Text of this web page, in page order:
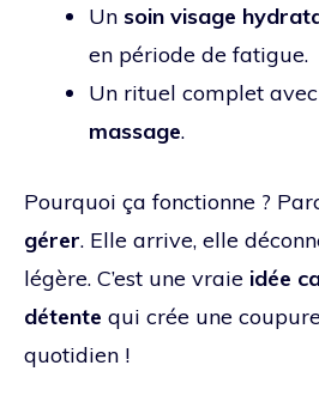
Un soin visage
en période de fatigue.
Un rituel complet avec
massage.
Pourquoi ça fonctionne ?
gérer. Elle arrive, elle
légère. C’est une vraie idée
détente qui crée une
quotidien !